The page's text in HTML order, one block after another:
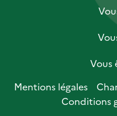
Vous
Mentions légales
Conditions